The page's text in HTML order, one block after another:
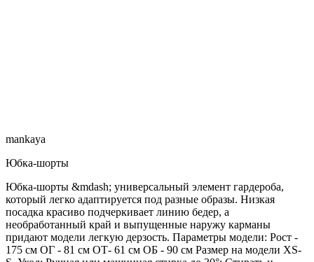
mankaya
Юбка-шорты
Юбка-шорты &mdash; универсальный элемент гардероба,
который легко адаптируется под разные образы. Низкая
посадка красиво подчеркивает линию бедер, а
необработанный край и выпущенные наружу карманы
придают модели легкую дерзость. Параметры модели: Рост -
175 см ОГ - 81 см ОТ- 61 см ОБ - 90 см Размер на модели XS-